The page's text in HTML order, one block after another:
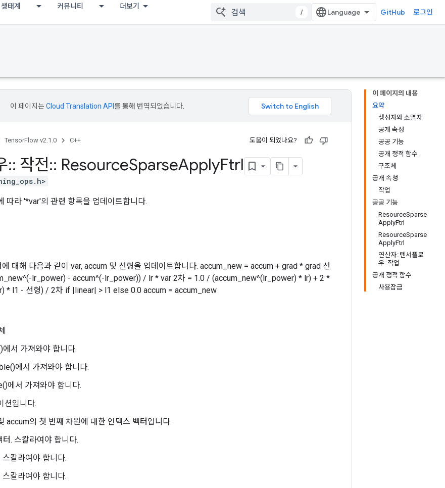
생태계 커뮤니티 더보기
/ GitHub 로그인
이 페이지의 내용
요약
생성자와 소멸자
공개 속성
공공 기능
공개 정적 함수
구조체
공개 속성
작업
공공 기능
ResourceSparse
ApplyFtrl
ResourceSparse
ApplyFtrl
연산자::텐서플로
우::작업
공개 정적 함수
사용잠금
이 페이지는Cloud Translation API 를 통해 번역되었습니다.
TensorFlow v2.1.0 C++ 도움이 되었나요?
:: 작전:: ResourceSparseApplyFtrl
따라 '*var'의 관련 항목을 업데이트합니다.
대해 다음과 같이 var, accum 및 선형을 업데이트합니다. accum_new = accum + grad * grad 선
lr_power) - accum^(-lr_power)) / lr * var 2차 = 1.0 / (accum_new^(lr_power) * lr) + 2 *
* l1 - 선형) / 2차 if |linear| > l1 else 0.0 accum = accum_new
서 가져와야 합니다.
에서 가져와야 합니다.
에서 가져와야 합니다.
션입니다.
accum의 첫 번째 차원에 대한 인덱스 벡터입니다.
터. 스칼라여야 합니다.
칼라여야 합니다.
칼라여야 합니다.